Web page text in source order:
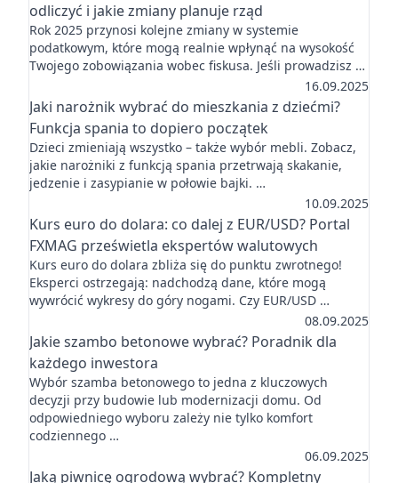
odliczyć i jakie zmiany planuje rząd
Rok 2025 przynosi kolejne zmiany w systemie
podatkowym, które mogą realnie wpłynąć na wysokość
Twojego zobowiązania wobec fiskusa. Jeśli prowadzisz …
16.09.2025
Jaki narożnik wybrać do mieszkania z dziećmi?
Funkcja spania to dopiero początek
Dzieci zmieniają wszystko – także wybór mebli. Zobacz,
jakie narożniki z funkcją spania przetrwają skakanie,
jedzenie i zasypianie w połowie bajki. …
10.09.2025
Kurs euro do dolara: co dalej z EUR/USD? Portal
FXMAG prześwietla ekspertów walutowych
Kurs euro do dolara zbliża się do punktu zwrotnego!
Eksperci ostrzegają: nadchodzą dane, które mogą
wywrócić wykresy do góry nogami. Czy EUR/USD …
08.09.2025
Jakie szambo betonowe wybrać? Poradnik dla
każdego inwestora
Wybór szamba betonowego to jedna z kluczowych
decyzji przy budowie lub modernizacji domu. Od
odpowiedniego wyboru zależy nie tylko komfort
codziennego …
06.09.2025
Jaką piwnicę ogrodową wybrać? Kompletny